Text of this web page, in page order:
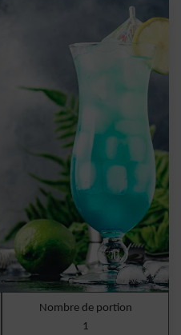
Nombre de portion
1